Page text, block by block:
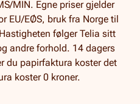
MIN. Egne priser gjelder
EU/EØS, bruk fra Norge til
følger Telia sitt
andre forhold. 14 dagers
du papirfaktura koster det
koster 0 kroner.